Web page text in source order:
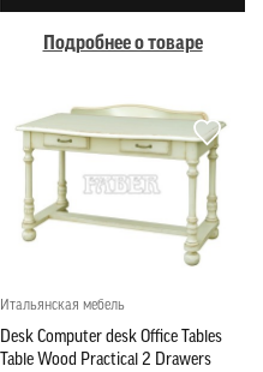
Подробнее о товаре
Итальянская мебель
Desk Computer desk Office Tables
Table Wood Practical 2 Drawers